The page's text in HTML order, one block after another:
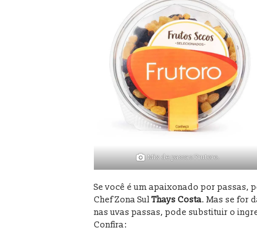
Mix de passas Frutoro.
Se você é um apaixonado por passas,
Chef Zona SulThays Costa. Mas se for
nas uvas passas, pode substituir o
Confira: